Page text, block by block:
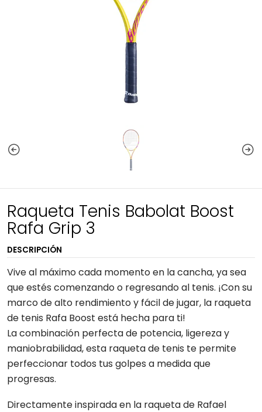
Raqueta Tenis Babolat Boost
Rafa Grip 3
DESCRIPCIÓN
Vive al máximo cada momento en la cancha, ya sea
que estés comenzando o regresando al tenis. ¡Con su
marco de alto rendimiento y fácil de jugar, la raqueta
de tenis Rafa Boost está hecha para ti!
La combinación perfecta de potencia, ligereza y
maniobrabilidad, esta raqueta de tenis te permite
perfeccionar todos tus golpes a medida que
progresas.
Directamente inspirada en la raqueta de Rafael